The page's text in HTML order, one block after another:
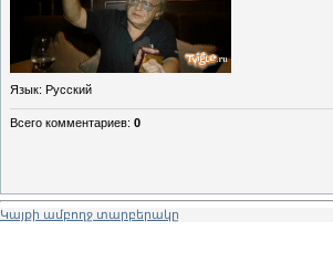
Язык: Русский
Всего комментариев: 0
Կայքի ամբողջ տարբերակը